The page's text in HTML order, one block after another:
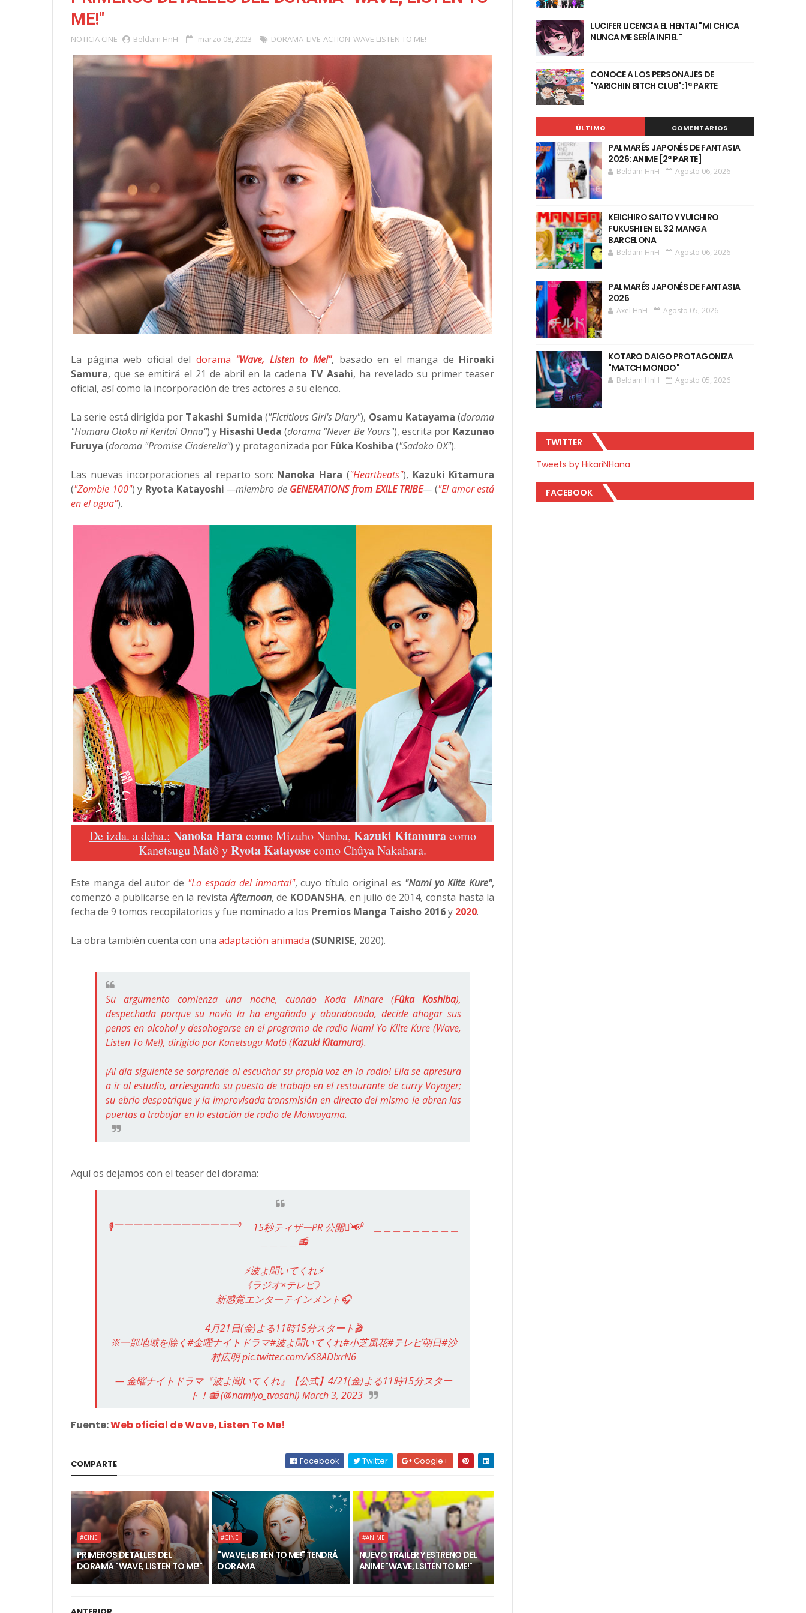
ME!"
NOTICIA CINE Beldam HnH marzo 08, 2023 DORAMA LIVE-ACTION WAVE LISTEN TO ME!
La página web oficial del dorama "Wave, Listen to Me!", basado en el manga de Hiroaki
Samura, que se emitirá el 21 de abril en la cadena TV Asahi, ha revelado su primer teaser
oficial, así como la incorporación de tres actores a su elenco.
La serie está dirigida por Takashi Sumida ("Fictitious Girl's Diary"), Osamu Katayama (dorama
"Hamaru Otoko ni Keritai Onna") y Hisashi Ueda (dorama "Never Be Yours"), escrita por Kazunao
Furuya (dorama "Promise Cinderella") y protagonizada por Fûka Koshiba ("Sadako DX").
Las nuevas incorporaciones al reparto son: Nanoka Hara ("Heartbeats"), Kazuki Kitamura
("Zombie 100") y Ryota Katayoshi —miembro de GENERATIONS from EXILE TRIBE— ("El amor está
en el agua").
De izda. a dcha.: Nanoka Haracomo Mizuho Nanba, Kazuki Kitamuracomo
Kanetsugu Matô yRyota Katayosecomo Chûya Nakahara.
Este manga del autor de "La espada del inmortal", cuyo título original es "Nami yo Kiite Kure",
comenzó a publicarse en la revistaAfternoon, de KODANSHA, en julio de 2014, consta hasta la
fecha de 9 tomos recopilatorios y fue nominado a los Premios Manga Taisho 2016y 2020.
La obra también cuenta con una adaptación animada (SUNRISE, 2020).
Su argumento comienza una noche, cuando Koda Minare (Fûka Koshiba),
despechada porque su novio la ha engañado y abandonado, decide ahogar sus
penas en alcohol y desahogarse en el programa de radio Nami Yo Kiite Kure (Wave,
Listen To Me!), dirigido por Kanetsugu Matô (Kazuki Kitamura).
¡Al día siguiente se sorprende al escuchar su propia voz en la radio! Ella se apresura
a ir al estudio, arriesgando su puesto de trabajo en el restaurante de curry Voyager;
su ebrio despotrique y la improvisada transmisión en directo del mismo le abren las
puertas a trabajar en la estación de radio de Moiwayama.
Aquí os dejamos con el teaser del dorama:
🎙￣￣￣￣￣￣￣￣￣￣￣￣￣⁰ 15秒ティザーPR 公開⋆͛📢⁰ ＿＿＿＿＿＿＿＿＿
＿＿＿＿📻
⚡️波よ聞いてくれ⚡️
《ラジオ×テレビ》
新感覚エンターテインメント🎧
4月21日(金)よる11時15分スタート🎬
※一部地域を除く#金曜ナイトドラマ#波よ聞いてくれ#小芝風花#テレビ朝日#沙
村広明pic.twitter.com/vS8ADIxrN6
— 金曜ナイトドラマ『波よ聞いてくれ』【公式】4/21(金)よる11時15分スター
ト！📻 (@namiyo_tvasahi) March 3, 2023
Fuente:Web oficial de Wave, Listen To Me!
COMPARTE Facebook Twitter Google+
#CINE
PRIMEROS DETALLES DEL
DORAMA "WAVE, LISTEN TO ME!"
#CINE
"WAVE, LISTEN TO ME!" TENDRÁ
DORAMA
#ANIME
NUEVO TRAILER Y ESTRENO DEL
ANIME "WAVE, LSITEN TO ME!"
LUCIFER LICENCIA EL HENTAI "MI CHICA
NUNCA ME SERÍA INFIEL"
CONOCE A LOS PERSONAJES DE
"YARICHIN BITCH CLUB": 1ª PARTE
ÚLTIMO COMENTARIOS
PALMARÉS JAPONÉS DE FANTASIA
2026: ANIME [2ª PARTE]
Beldam HnH Agosto 06, 2026
KEIICHIRO SAITO Y YUICHIRO
FUKUSHI EN EL 32 MANGA
BARCELONA
Beldam HnH Agosto 06, 2026
PALMARÉS JAPONÉS DE FANTASIA
2026
Axel HnH Agosto 05, 2026
KOTARO DAIGO PROTAGONIZA
"MATCH MONDO"
Beldam HnH Agosto 05, 2026
TWITTER
Tweets by HikariNHana
FACEBOOK